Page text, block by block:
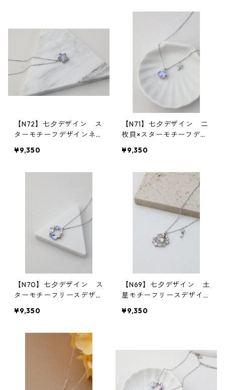
【N72】七夕デザイン ス
ターモチーフデザインネッ
¥9,350
【N71】七夕デザイン 二
枚貝×スターモチーフデザ
¥9,350
【N70】七夕デザイン ス
ターモチーフリースデザイ
¥9,350
【N69】七夕デザイン 土
星モチーフリースデザイン
¥9,350